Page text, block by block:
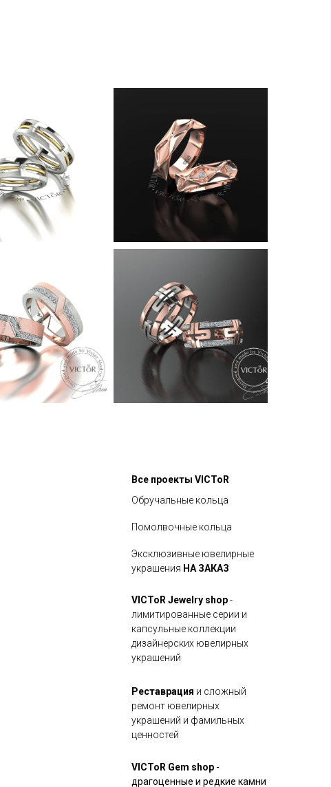
Все проекты VICToR
Помолвочные кольца
Эксклюзивные ювелирные
украшения НА ЗАКАЗ
VICToR Jewelry shop-
лимитированные серии и
капсульные коллекции
дизайнерских ювелирных
украшений
Реставрация и сложный
ремонт ювелирных
украшений и фамильных
ценностей
VICToR Gem shop -
драгоценные и редкие камни
Обручальные кольца